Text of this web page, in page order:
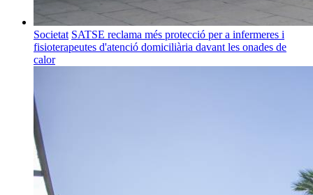
Societat SATSE reclama més protecció per a infermeres i
fisioterapeutes d'atenció domiciliària davant les onades de
calor